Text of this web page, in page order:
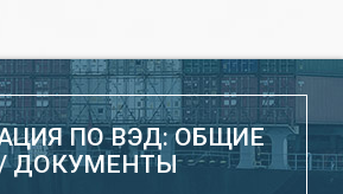
ПО ВЭД: ОБЩИЕ
ДОКУМЕНТЫ